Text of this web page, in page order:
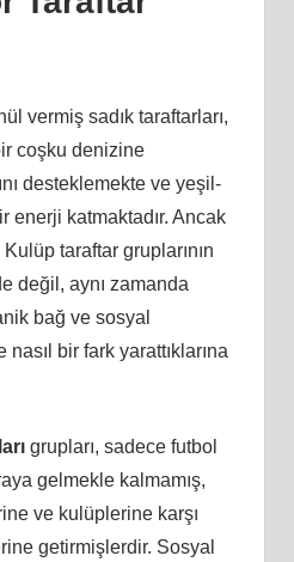
vermiş sadık taraftarları,
coşku denizine
desteklemekte ve yeşil-
enerji katmaktadır. Ancak
taraftar gruplarının
değil, aynı zamanda
bağ ve sosyal
bir fark yarattıklarına
grupları, sadece futbol
gelmekle kalmamış,
ve kulüplerine karşı
getirmişlerdir. Sosyal